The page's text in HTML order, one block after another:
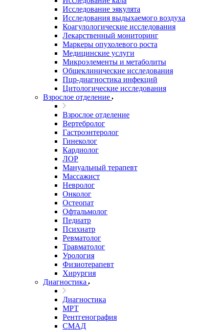
Исследование эякулята
Исследования выдыхаемого воздуха
Коагулологические исследования
Лекарственный мониторинг
Маркеры опухолевого роста
Медицинские услуги
Микроэлементы и метаболиты
Общеклинические исследования
Пцр-диагностика инфекций
Цитологические исследования
Взрослое отделение
Взрослое отделение
Вертебролог
Гастроэнтеролог
Гинеколог
Кардиолог
ЛОР
Мануальный терапевт
Массажист
Невролог
Онколог
Остеопат
Офтальмолог
Педиатр
Психиатр
Ревматолог
Травматолог
Урология
Физиотерапевт
Хирургия
Диагностика
Диагностика
МРТ
Рентгенография
СМАД